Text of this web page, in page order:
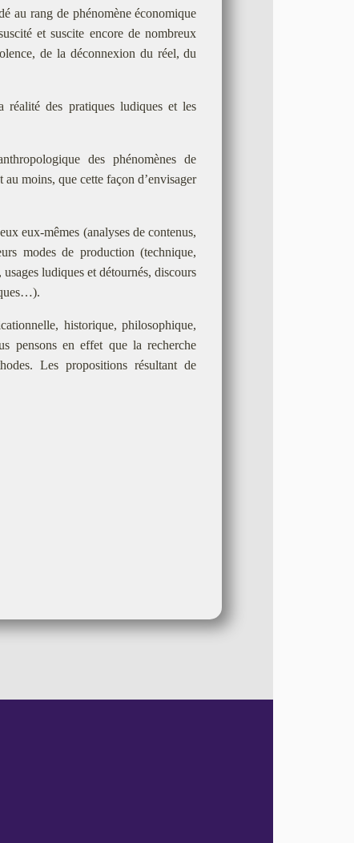
au rang de phénomène économique
et suscite encore de nombreux
de la déconnexion du réel, du
des pratiques ludiques et les
des phénomènes de
moins, que cette façon d’envisager
eux-mêmes (analyses de contenus,
modes de production (technique,
ludiques et détournés, discours
historique, philosophique,
pensons en effet que la recherche
Les propositions résultant de